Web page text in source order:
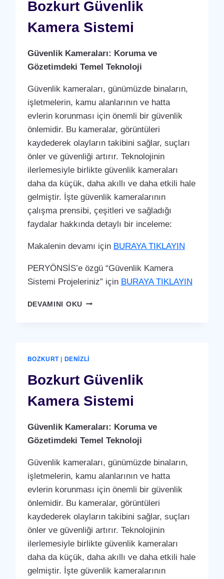
Bozkurt Güvenlik
Kamera Sistemi
Güvenlik Kameraları: Koruma ve
Gözetimdeki Temel Teknoloji
Güvenlik kameraları, günümüzde binaların,
işletmelerin, kamu alanlarının ve hatta
evlerin korunması için önemli bir güvenlik
önlemidir. Bu kameralar, görüntüleri
kaydederek olayların takibini sağlar, suçları
önler ve güvenliği artırır. Teknolojinin
ilerlemesiyle birlikte güvenlik kameraları
daha da küçük, daha akıllı ve daha etkili hale
gelmiştir. İşte güvenlik kameralarının
çalışma prensibi, çeşitleri ve sağladığı
faydalar hakkında detaylı bir inceleme:
Makalenin devamı için BURAYA TIKLAYIN
PERYÖNSİS’e özgü “Güvenlik Kamera
Sistemi Projeleriniz” için BURAYA TIKLAYIN
DEVAMINI OKUBOZKURT
BOZKURT| DENIZLI
Bozkurt Güvenlik
Kamera Sistemi
Güvenlik Kameraları: Koruma ve
Gözetimdeki Temel Teknoloji
Güvenlik kameraları, günümüzde binaların,
işletmelerin, kamu alanlarının ve hatta
evlerin korunması için önemli bir güvenlik
önlemidir. Bu kameralar, görüntüleri
kaydederek olayların takibini sağlar, suçları
önler ve güvenliği artırır. Teknolojinin
ilerlemesiyle birlikte güvenlik kameraları
daha da küçük, daha akıllı ve daha etkili hale
gelmiştir. İşte güvenlik kameralarının